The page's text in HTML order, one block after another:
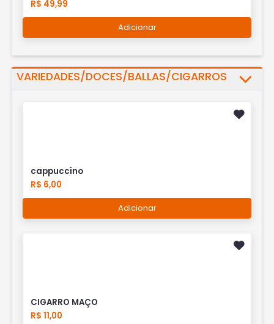
R$ 49,99
Adicionar
VARIEDADES/DOCES/BALLAS/CIGARROS
cappuccino
R$ 6,00
Adicionar
CIGARRO MAÇO
R$ 11,00